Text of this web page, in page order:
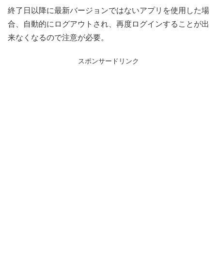
終了日以降に最新バージョンではないアプリを使用した場
合、自動的にログアウトされ、再度ログインすることが出
来なくなるので注意が必要。
スポンサードリンク